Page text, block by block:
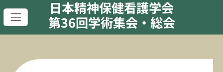
日本精神保健看護学会
第36回学術集会・総会